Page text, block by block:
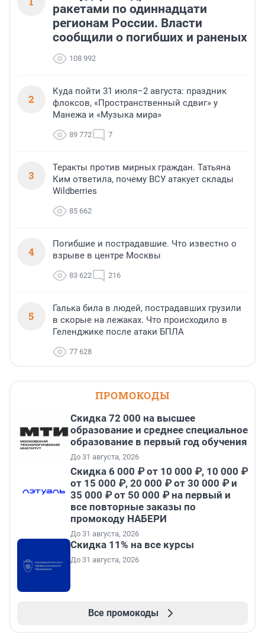
ракетами по одиннадцати
регионам России. Власти
сообщили о погибших и раненых
108 992
2
Куда пойти 31 июля–2 августа: праздник
флоксов, «Пространственный сдвиг» у
Манежа и «Музыка мира»
89 772 7
3
Теракты против мирных граждан. Татьяна
Ким ответила, почему ВСУ атакует склады
Wildberries
85 662
4
Погибшие и пострадавшие. Что известно о
взрыве в центре Москвы
83 622 216
5
Галька била в людей, пострадавших грузили
в скорые на лежаках. Что происходило в
Геленджике после атаки БПЛА
77 628
ПРОМОКОДЫ
Скидка 72 000 на высшее
образование и среднее специальное
образование в первый год обучения
До 31 августа, 2026
Скидка 6 000 ₽ от 10 000 ₽, 10 000 ₽
от 15 000 ₽, 20 000 ₽ от 30 000 ₽ и
35 000 ₽ от 50 000 ₽ на первый и
все повторные заказы по
промокоду НАБЕРИ
До 31 августа, 2026
Скидка 11% на все курсы
До 31 августа, 2026
Все промокоды